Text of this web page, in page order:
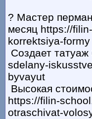
? Мастер
месяц https://
korrektsiya-formy
Создает
sdelany-
byvayut
Высокая
https://filin-
otraschivat-